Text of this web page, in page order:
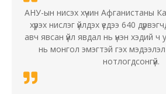
АНУ-ын нисэх хүчин Афганистаны
хүрэх нислэг үйлдэх үедээ 640
авч явсан үйл явдал нь үнэн хэдий ч
нь монгол эмэгтэй гэх
нотлогдсонгүй.